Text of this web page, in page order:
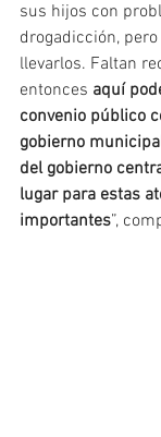
sus hijos con
drogadicción,
llevarlos. Faltan
entonces aquí
convenio público
gobierno
del gobierno
lugar para estas
importantes”,